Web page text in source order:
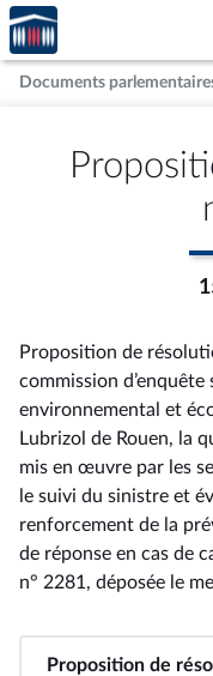
Aller au contenu
Aller en bas de la page
Accèder
à la
page
d'accueil
Documents
Proposition de
commission d’enquête
environnemental et
Lubrizol de Rouen, la
mis en œuvre par les
le suivi du sinistre et
renforcement de la
de réponse en cas de
n° 2281 , déposée le
Proposition de